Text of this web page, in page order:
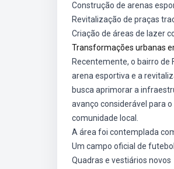
Construção de arenas
Revitalização de praças
Criação de áreas de lazer
Transformações urbanas
Recentemente, o bairro
arena esportiva e a
busca aprimorar a
avanço considerável para
comunidade local.
A área foi contemplada
Um campo oficial de
Quadras e vestiários novos